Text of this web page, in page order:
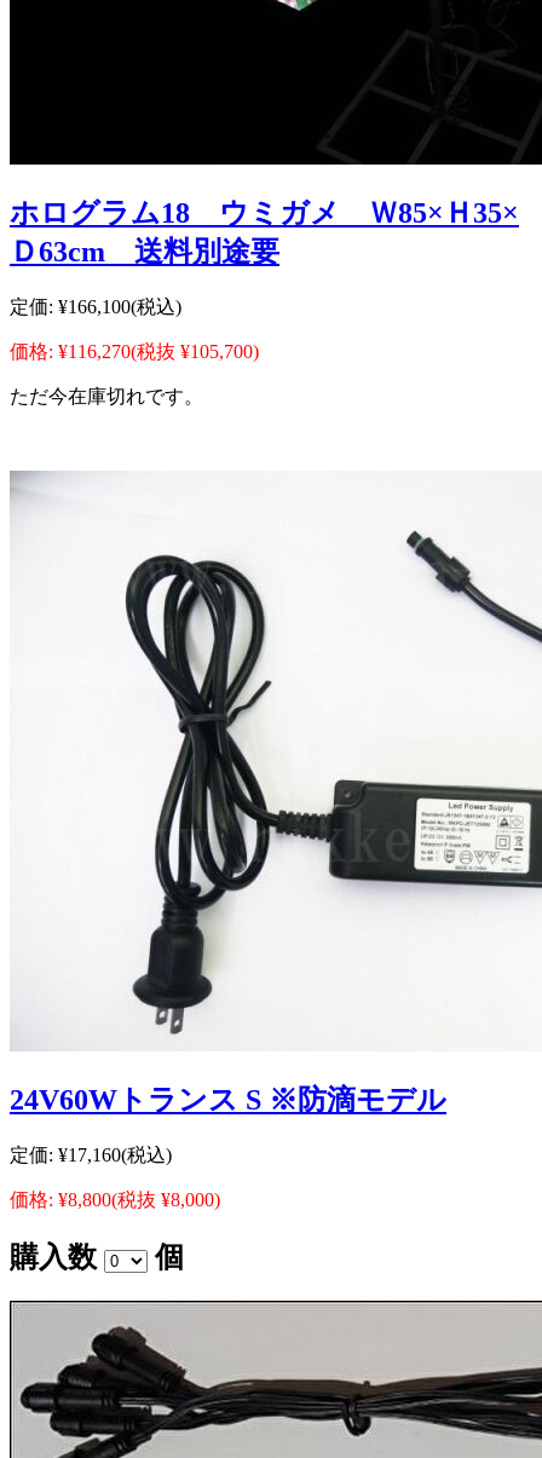
ホログラム18 ウミガメ Ｗ85×Ｈ35×
Ｄ63cm 送料別途要
定価: ¥166,100(税込)
価格: ¥116,270(税抜 ¥105,700)
ただ今在庫切れです。
24V60Wトランス S ※防滴モデル
定価: ¥17,160(税込)
価格: ¥8,800(税抜 ¥8,000)
購入数 個